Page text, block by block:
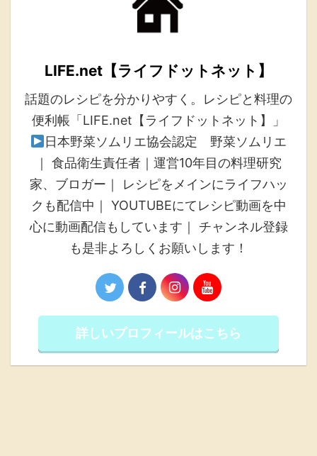
LIFE.net【ライフドットネット】
話題のレシピを分かりやすく。レシピと料理の
便利帳「LIFE.net【ライフドットネット】」
日本野菜ソムリエ協会認定 野菜ソムリエ
｜ 食品衛生責任者｜運営10年目の料理研究
家、ブロガー｜ レシピをメインにライフハッ
クも配信中｜ YOUTUBEにてレシピ動画を中
心に動画配信もしています｜ チャンネル登録
も是非よろしくお願いします！
詳しいプロフィールはこちら